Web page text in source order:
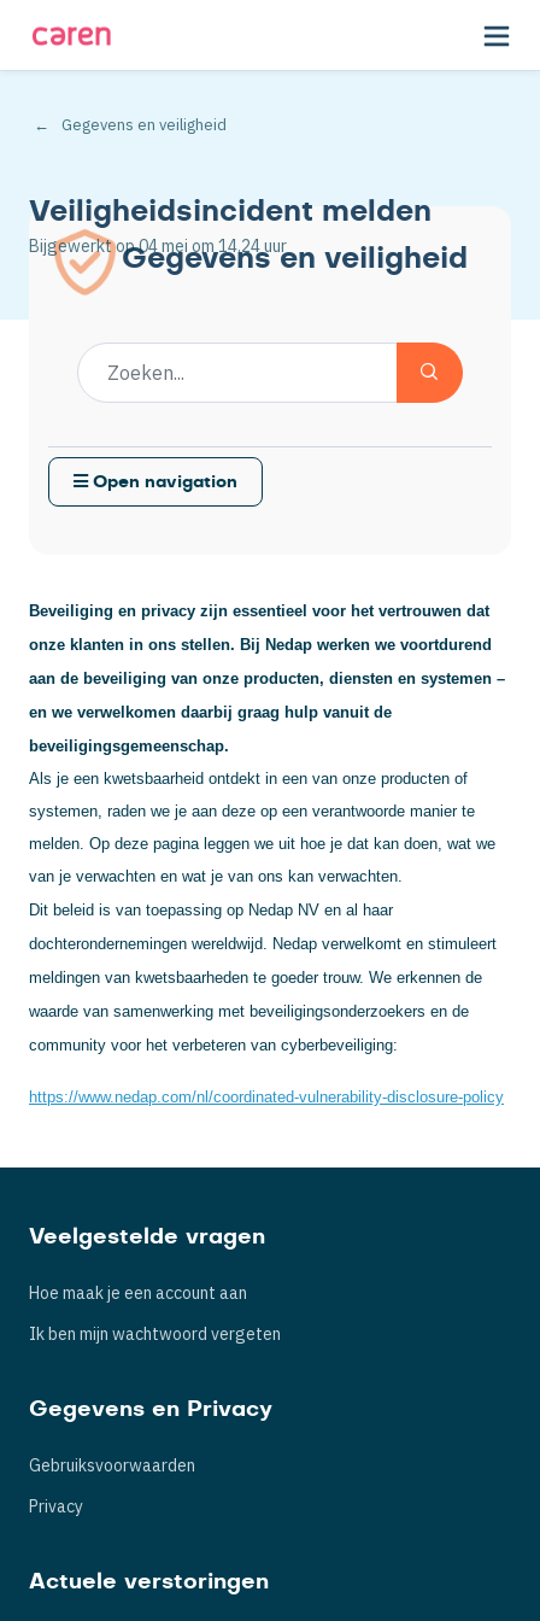
Gegevens en veiligheid
Veiligheidsincident melden
Bijgewerkt op04 mei om 14.24 uur
Beveiliging en privacy zijn essentieel voor het vertrouwen dat
onze klanten in ons stellen. Bij Nedap werken we voortdurend
aan de beveiliging van onze producten, diensten en systemen –
en we verwelkomen daarbij graag hulp vanuit de
beveiligingsgemeenschap.
Als je een kwetsbaarheid ontdekt in een van onze producten of
systemen, raden we je aan deze op een verantwoorde manier te
melden. Op deze pagina leggen we uit hoe je dat kan doen, wat we
van je verwachten en wat je van ons kan verwachten.
Dit beleid is van toepassing op Nedap NV en al haar
dochterondernemingen wereldwijd. Nedap verwelkomt en stimuleert
meldingen van kwetsbaarheden te goeder trouw. We erkennen de
waarde van samenwerking met beveiligingsonderzoekers en de
community voor het verbeteren van cyberbeveiliging:
https://www.nedap.com/nl/coordinated-vulnerability-disclosure-policy
Gegevens en veiligheid
Open navigation
Veelgestelde vragen
Hoe maak je een account aan
Ik ben mijn wachtwoord vergeten
Gegevens en Privacy
Gebruiksvoorwaarden
Privacy
Actuele verstoringen